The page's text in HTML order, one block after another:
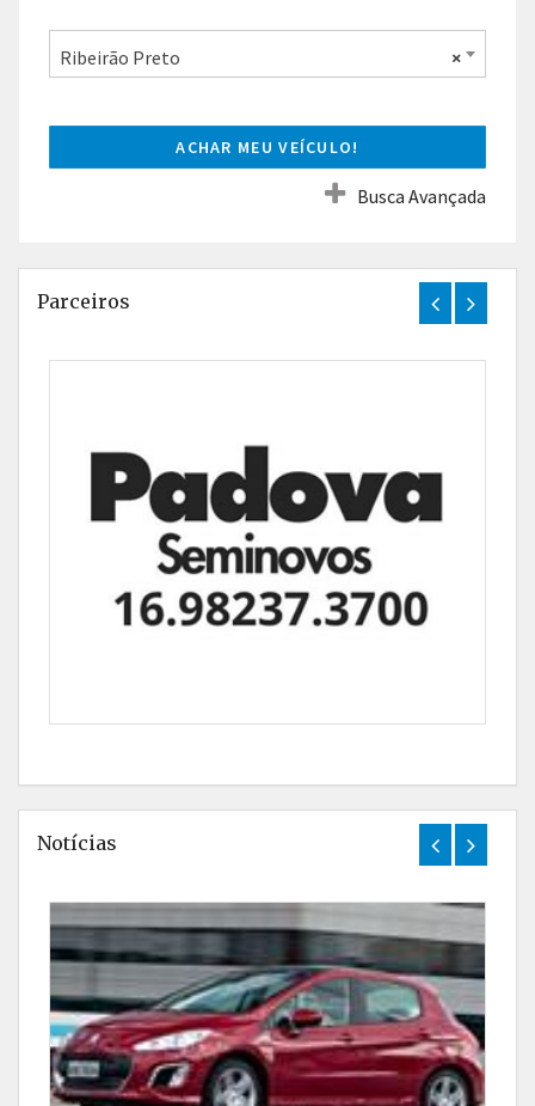
×
Ribeirão Preto
ACHAR MEU VEÍCULO!
Busca Avançada
Parceiros
Notícias